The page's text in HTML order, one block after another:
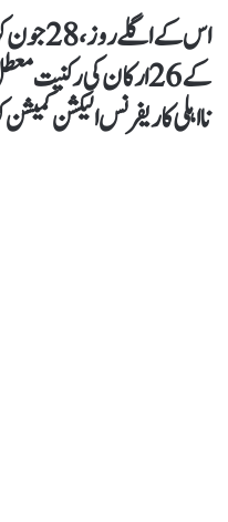
اس کے
کے 26 ارکان کی
نااہلی کا ریفرنس الیکشن کمیشن